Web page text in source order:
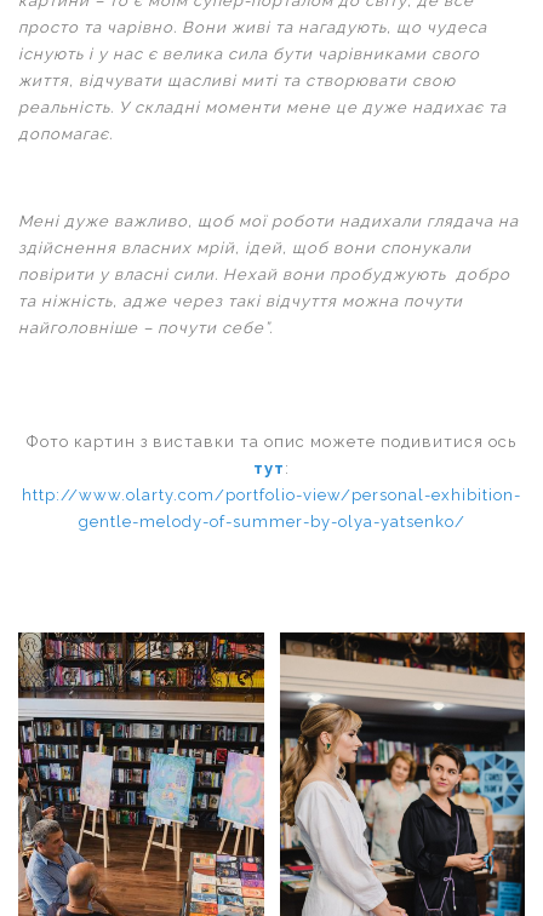
просто та чарівно. Вони живі та нагадують, що чудеса
існують і у нас є велика сила бути чарівниками свого
життя, відчувати щасливі миті та створювати свою
реальність. У складні моменти мене це дуже надихає та
допомагає.
Мені дуже важливо, щоб мої роботи надихали глядача на
здійснення власних мрій, ідей, щоб вони спонукали
повірити у власні сили. Нехай вони пробуджують добро
та ніжність, адже через такі відчуття можна почути
найголовніше – почути себе”.
Фото картин з виставки та опис можете подивитися ось
тут :
http://www.olarty.com/portfolio-view/personal-exhibition-
gentle-melody-of-summer-by-olya-yatsenko/